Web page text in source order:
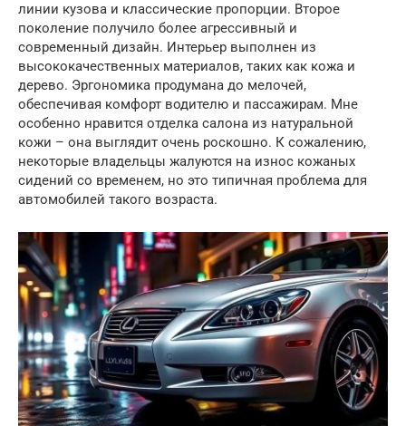
линии кузова и классические пропорции. Второе
поколение получило более агрессивный и
современный дизайн. Интерьер выполнен из
высококачественных материалов, таких как кожа и
дерево. Эргономика продумана до мелочей,
обеспечивая комфорт водителю и пассажирам. Мне
особенно нравится отделка салона из натуральной
кожи – она выглядит очень роскошно. К сожалению,
некоторые владельцы жалуются на износ кожаных
сидений со временем, но это типичная проблема для
автомобилей такого возраста.